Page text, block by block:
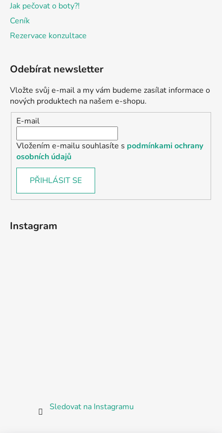
Jak pečovat o boty?!
Ceník
Rezervace konzultace
Odebírat newsletter
Vložte svůj e-mail a my vám budeme zasílat informace o
nových produktech na našem e-shopu.
E-mail
Vložením e-mailu souhlasíte s podmínkami ochrany
osobních údajů
PŘIHLÁSIT SE
Instagram
Sledovat na Instagramu